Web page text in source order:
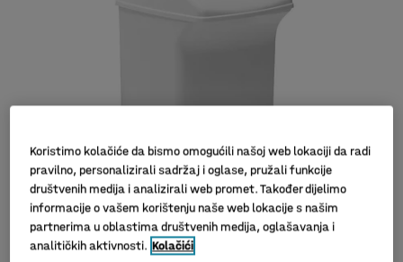
Koristimo kolačiće da bismo omogućili našoj web lokaciji da radi
pravilno, personalizirali sadržaj i oglase, pružali funkcije
društvenih medija i analizirali web promet. Također dijelimo
informacije o vašem korištenju naše web lokacije s našim
partnerima u oblastima društvenih medija, oglašavanja i
analitičkih aktivnosti. Kolačići